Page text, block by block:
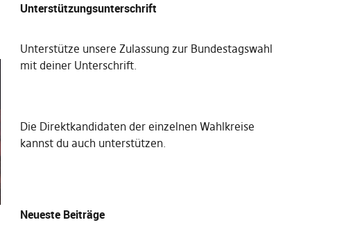
Unterstützungsunterschrift
Unterstütze unsere Zulassung zur Bundestagswahl
mit deiner Unterschrift.
Die Direktkandidaten der einzelnen Wahlkreise
kannst du auch unterstützen.
Neueste Beiträge